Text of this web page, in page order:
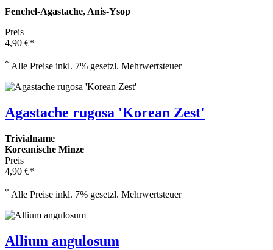
Fenchel-Agastache, Anis-Ysop
Preis
4,90 €*
* Alle Preise inkl. 7% gesetzl. Mehrwertsteuer
Agastache rugosa 'Korean Zest'
Trivialname
Koreanische Minze
Preis
4,90 €*
* Alle Preise inkl. 7% gesetzl. Mehrwertsteuer
Allium angulosum